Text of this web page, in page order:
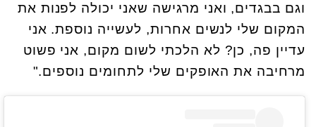
וגם בבגדים, ואני מרגישה שאני יכולה לפנות את
המקום שלי לנשים אחרות, לעשייה נוספת. אני
עדיין פה, כן? לא הלכתי לשום מקום, אני פשוט
מרחיבה את האופקים שלי לתחומים נוספים."